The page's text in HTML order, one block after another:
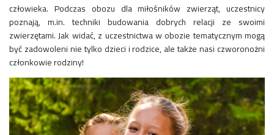
człowieka. Podczas obozu dla miłośników zwierząt, uczestnicy
poznają, m.in. techniki budowania dobrych relacji ze swoimi
zwierzętami. Jak widać, z uczestnictwa w obozie tematycznym mogą
być zadowoleni nie tylko dzieci i rodzice, ale także nasi czworonożni
członkowie rodziny!